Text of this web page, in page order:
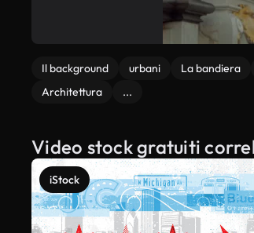
Il background urbani La bandiera
Architettura
...
Video stock gratuiti
iStock